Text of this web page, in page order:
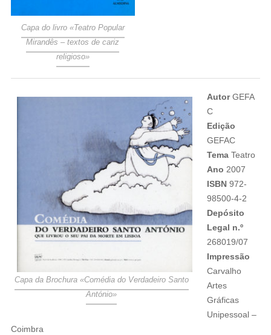
Capa do livro «Teatro Popular
Mirandês – textos de cariz
religioso»
Capa da Brochura «Comédia do Verdadeiro Santo
António»
AutorGEFA
C
Edição
GEFAC
TemaTeatro
Ano 2007
ISBN972-
98500-4-2
Depósito
Legal n.º
268019/07
Impressão
Carvalho
Artes
Gráficas
Unipessoal –
Coimbra